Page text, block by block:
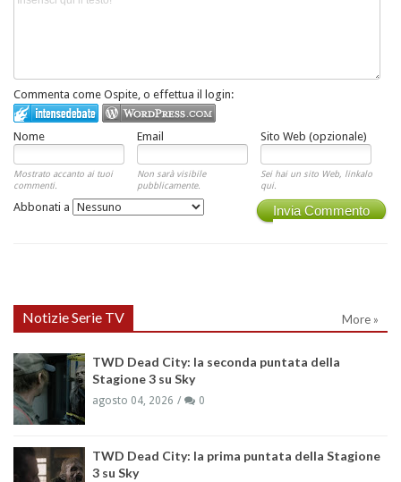
Commenta come Ospite, o effettua il login:
Nome Email Sito Web (opzionale)
Mostrato accanto ai tuoi
commenti.
Non sarà visibile
pubblicamente.
Sei hai un sito Web, linkalo
qui.
Invia Commento
Abbonati a
Notizie Serie TV More »
TWD Dead City: la seconda puntata della
Stagione 3 su Sky
agosto 04, 2026 0
TWD Dead City: la prima puntata della Stagione
3 su Sky